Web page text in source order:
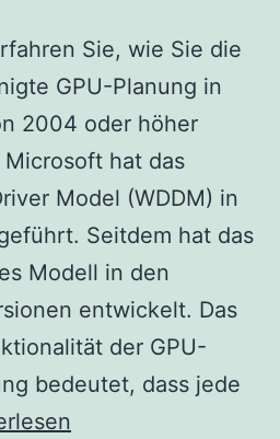
Sie, wie Sie die
GPU-Planung in
2004 oder höher
hat das
Model (WDDM) in
Seitdem hat das
Modell in den
entwickelt. Das
der GPU-
bedeutet, dass jede